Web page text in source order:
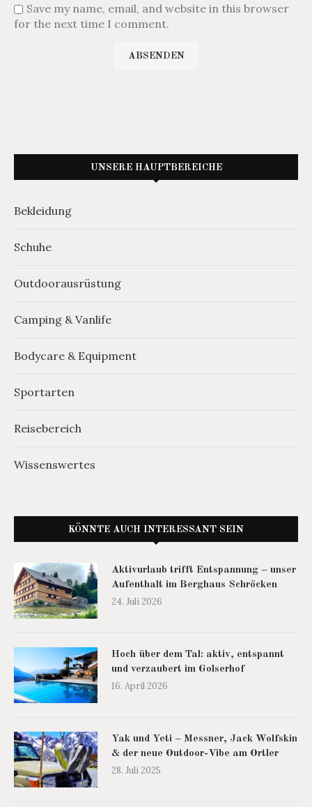
Save my name, email, and website in this browser
for the next time I comment.
UNSERE HAUPTBEREICHE
Bekleidung
Schuhe
Outdoorausrüstung
Camping & Vanlife
Bodycare & Equipment
Sportarten
Reisebereich
Wissenswertes
KÖNNTE AUCH INTERESSANT SEIN
Aktivurlaub trifft Entspannung – unser
Aufenthalt im Berghaus Schröcken
24. Juli 2026
Hoch über dem Tal: aktiv, entspannt
und verzaubert im Golserhof
16. April 2026
Yak und Yeti – Messner, Jack Wolfskin
& der neue Outdoor-Vibe am Ortler
28. Juli 2025